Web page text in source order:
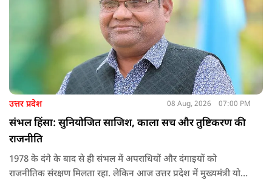
उत्तर प्रदेश 08 Aug, 2026 07:00 PM
संभल हिंसा: सुनियोजित साजिश, काला सच और तुष्टिकरण की
राजनीति
1978 के दंगे के बाद से ही संभल में अपराधियों और दंगाइयों को
राजनीतिक संरक्षण मिलता रहा. लेकिन आज उत्तर प्रदेश में मुख्यमंत्री योगी